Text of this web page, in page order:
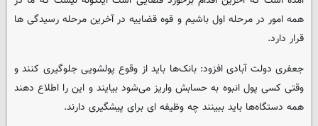
همه امور در مرحله اول باشیم و قوه قضاییه در آخرین مرحله رسیدگی ها
قرار دارد.
جعفری دولت آبادی افزود: بانک‌ها باید از وقوع پولشویی جلوگیری کنند و
وقتی کسی پول انبوه به حسابش واریز می‌شود بیایند و این را اطلاع دهند
همه دستگاه‌ها باید ببینند چه وظیفه ای برای پیشگیری دارند.